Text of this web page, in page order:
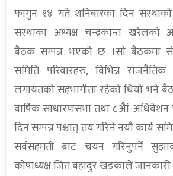
फागुन १४ गते शनिबारका दिन संस्थाकाे
संस्थाका अध्यक्ष चन्द्रकान्त खरेलकाे
बैठक सम्पन्न भएको छ ।साे बैठकमा
समिति परिवारहरु, विभिन्न
लगायतकाे सहभागीता रहेकाे थियाे भने
वार्षिक साधारणसभा तथा ८अैां
दिन सम्पन्न पश्चात् तय गरिने नयाँ कार्य
सर्वसहमती बाट चयन गरिनुपर्ने
काेषाध्यक्ष जित बहादुर खडकाले